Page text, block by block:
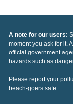
A note for our users:
moment you ask for it.
official government
hazards such as
Please report your
beach-goers safe.